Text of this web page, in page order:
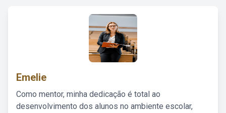
Emelie
Como mentor, minha dedicação é total ao
desenvolvimento dos alunos no ambiente escolar,